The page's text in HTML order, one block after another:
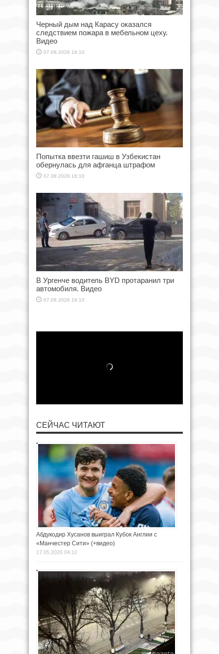
Черный дым над Карасу оказался
следствием пожара в мебельном цеху.
Видео
07.08.2026 16:10
Попытка ввезти гашиш в Узбекистан
обернулась для афганца штрафом
07.08.2026 16:10
В Ургенче водитель BYD протаранил три
автомобиля. Видео
07.08.2026 16:10
СЕЙЧАС ЧИТАЮТ
Абдукодир Хусанов выиграл Кубок Англии с
«Манчестер Сити» (+видео)
17.05.2026 04:10